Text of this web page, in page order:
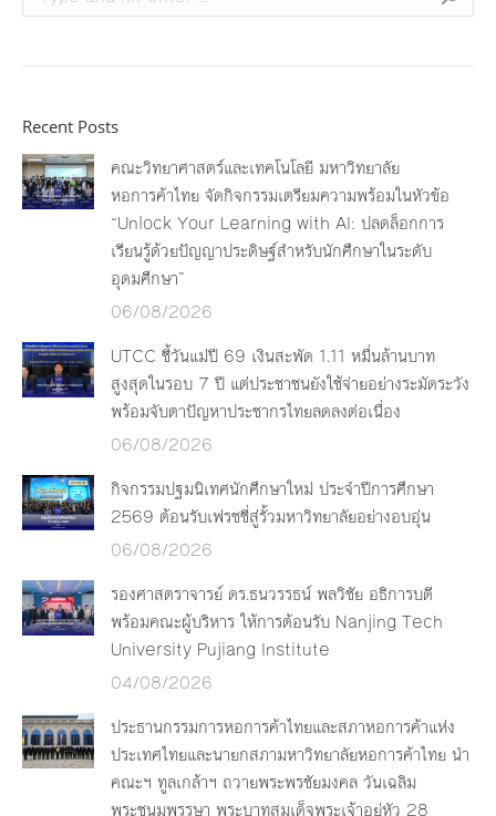
Recent Posts
คณะวิทยาศาสตร์และเทคโนโลยี มหาวิทยาลัย
หอการค้าไทย จัดกิจกรรมเตรียมความพร้อมในหัวข้อ
“Unlock Your Learning with AI: ปลดล็อกการ
เรียนรู้ด้วยปัญญาประดิษฐ์สำหรับนักศึกษาในระดับ
อุดมศึกษา”
06/08/2026
UTCC ชี้วันแม่ปี 69 เงินสะพัด 1.11 หมื่นล้านบาท
สูงสุดในรอบ 7 ปี แต่ประชาชนยังใช้จ่ายอย่างระมัดระวัง
พร้อมจับตาปัญหาประชากรไทยลดลงต่อเนื่อง
06/08/2026
กิจกรรมปฐมนิเทศนักศึกษาใหม่ ประจำปีการศึกษา
2569 ต้อนรับเฟรชชี่สู่รั้วมหาวิทยาลัยอย่างอบอุ่น
06/08/2026
รองศาสตราจารย์ ดร.ธนวรรธน์ พลวิชัย อธิการบดี
พร้อมคณะผู้บริหาร ให้การต้อนรับ Nanjing Tech
University Pujiang Institute
04/08/2026
ประธานกรรมการหอการค้าไทยและสภาหอการค้าแห่ง
ประเทศไทยและนายกสภามหาวิทยาลัยหอการค้าไทย นำ
คณะฯ ทูลเกล้าฯ ถวายพระพรชัยมงคล วันเฉลิม
พระชนมพรรษา พระบาทสมเด็จพระเจ้าอยู่หัว 28